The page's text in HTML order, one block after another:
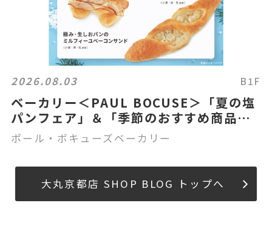
2026.08.03 B1F
ベーカリー＜PAUL BOCUSE＞「夏の塩
パンフェア」＆「季節のおすすめ商品」
のご紹介✨
ポール・ボキューズベーカリー
大丸京都店 SHOP BLOG トップへ